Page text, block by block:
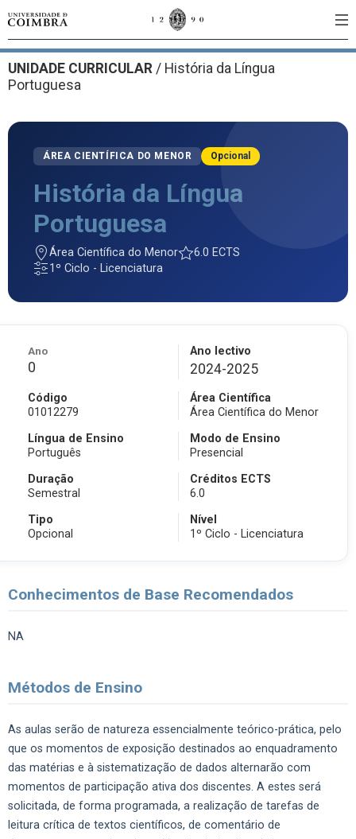
UNIDADE CURRICULAR / História da Língua
Portuguesa
ÁREA CIENTÍFICA DO MENOR Opcional
História da Língua
Portuguesa
Área Científica do Menor
6.0 ECTS
1º Ciclo - Licenciatura
Ano
0
Ano lectivo
2024-2025
Código
01012279
Área Científica
Área Científica do Menor
Língua de Ensino
Português
Modo de Ensino
Presencial
Duração
Semestral
Créditos ECTS
6.0
Tipo
Opcional
Nível
1º Ciclo - Licenciatura
Conhecimentos de Base Recomendados
NA
Métodos de Ensino
As aulas serão de natureza essencialmente teórico-prática, pelo
que os momentos de exposição destinados ao enquadramento
das matérias e à sistematização de dados alternarão com
momentos de participação ativa dos discentes. A estes será
solicitada, de forma programada, a realização de tarefas de
leitura crítica de textos científicos, de comentário de